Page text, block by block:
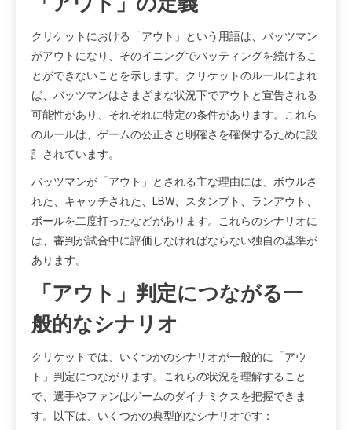
クリケットにおける「アウト」という用語は、バッツマン
がアウトになり、そのイニングでバッティングを続けるこ
とができないことを示します。クリケットのルールによれ
ば、バッツマンはさまざまな状況下でアウトと宣告される
可能性があり、それぞれに特定の条件があります。これら
のルールは、ゲームの公正さと明確さを確保するために設
計されています。
バッツマンが「アウト」とされる主な理由には、ボウルさ
れた、キャッチされた、LBW、スタンプト、ランアウト、
ボールを二度打ったなどがあります。これらのシナリオに
は、審判が試合中に評価しなければならない独自の基準が
あります。
「アウト」判定につながる一
般的なシナリオ
クリケットでは、いくつかのシナリオが一般的に「アウ
ト」判定につながります。これらの状況を理解すること
で、選手やファンはゲームのダイナミクスを把握できま
す。以下は、いくつかの典型的なシナリオです：